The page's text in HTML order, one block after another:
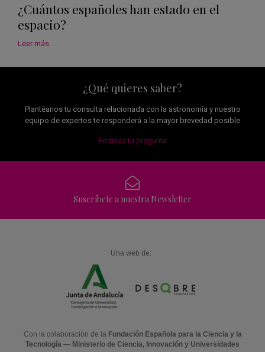
¿Cuántos españoles han estado en el
espacio?
Leer más
¿Qué quieres saber?
Plantéanos tu consulta relacionada con la astronomía y nuestro
equipo de expertos te responderá a la mayor brevedad posible
Formula tu pregunta
Suscríbete a nuestra Newsletter
Una web de:
Con la colaboración de la Fundación Española para la Ciencia y la
Tecnología — Ministerio de Ciencia, Innovación y Universidades